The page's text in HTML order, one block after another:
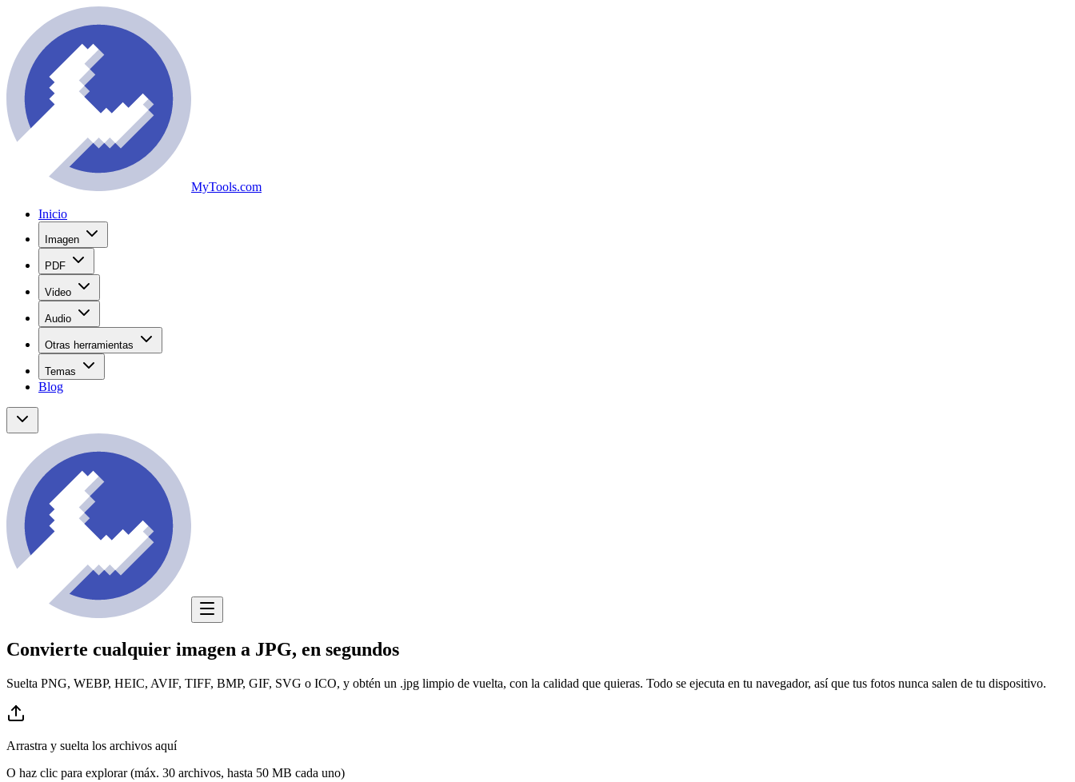
MyTools.com
Inicio
Imagen
PDF
Video
Audio
Otras herramientas
Temas
Blog
Convierte cualquier imagen a JPG, en segundos
Suelta PNG, WEBP, HEIC, AVIF, TIFF, BMP, GIF, SVG o ICO, y obtén un .jpg limpio de vuelta, con la calidad que quieras. Todo se ejecuta en tu navegador, así que tus fotos nunca salen de tu dispositivo.
Arrastra y suelta los archivos aquí
O haz clic para explorar (máx. 30 archivos, hasta 50 MB cada uno)